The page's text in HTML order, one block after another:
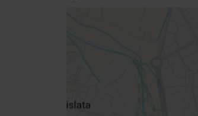
sidebar